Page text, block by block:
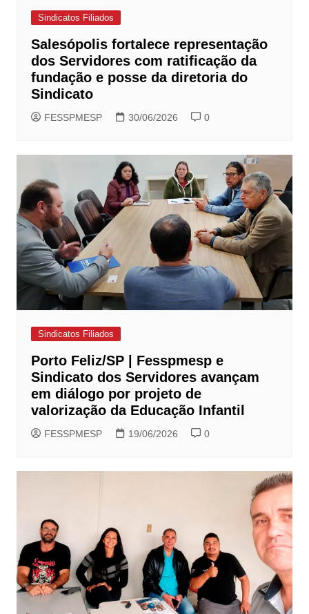
Sindicatos Filiados
Salesópolis fortalece representação
dos Servidores com ratificação da
fundação e posse da diretoria do
Sindicato
FESSPMESP 30/06/2026 0
Sindicatos Filiados
Porto Feliz/SP | Fesspmesp e
Sindicato dos Servidores avançam
em diálogo por projeto de
valorização da Educação Infantil
FESSPMESP 19/06/2026 0